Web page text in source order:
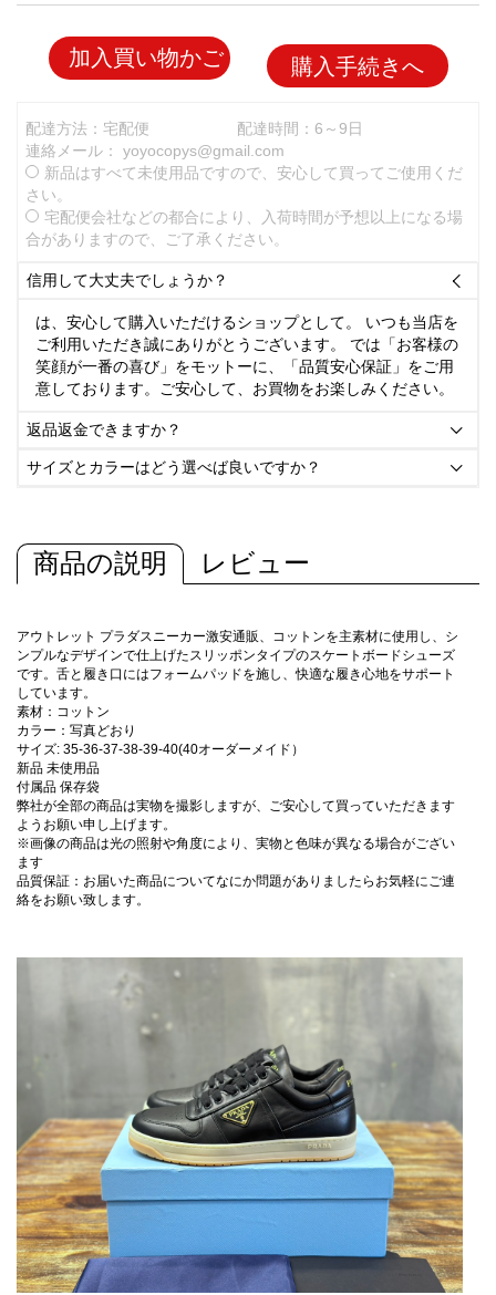
加入買い物かご 購入手続きへ
配達方法：宅配便
配達時間：6～9日
連絡メール： yoyocopys@gmail.com
新品はすべて未使用品ですので、安心して買ってご使用くだ
さい。
宅配便会社などの都合により、入荷時間が予想以上になる場
合がありますので、ご了承ください。
信用して大丈夫でしょうか？ 
は、安心して購入いただけるショップとして。 いつも当店を
ご利用いただき誠にありがとうございます。 では「お客様の
笑顔が一番の喜び」をモットーに、「品質安心保証」をご用
意しております。ご安心して、お買物をお楽しみください。
返品返金できますか？ 
サイズとカラーはどう選べば良いですか？ 
商品の説明 レビュー
アウトレット プラダスニーカー激安通販、コットンを主素材に使用し、シ
ンプルなデザインで仕上げたスリッポンタイプのスケートボードシューズ
です。舌と履き口にはフォームパッドを施し、快適な履き心地をサポート
しています。
素材：コットン
カラー：写真どおり
サイズ: 35-36-37-38-39-40(40オーダーメイド）
新品 未使用品
付属品 保存袋
弊社が全部の商品は実物を撮影しますが、ご安心して買っていただきます
ようお願い申し上げます。
※画像の商品は光の照射や角度により、実物と色味が異なる場合がござい
ます
品質保証：お届いた商品についてなにか問題がありましたらお気軽にご連
絡をお願い致します。